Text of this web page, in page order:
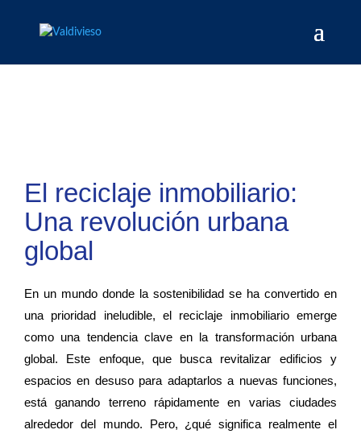
El reciclaje inmobiliario:
Una revolución urbana
global
En un mundo donde la sostenibilidad se ha convertido en
una prioridad ineludible, el reciclaje inmobiliario emerge
como una tendencia clave en la transformación urbana
global. Este enfoque, que busca revitalizar edificios y
espacios en desuso para adaptarlos a nuevas funciones,
está ganando terreno rápidamente en varias ciudades
alrededor del mundo. Pero, ¿qué significa realmente el